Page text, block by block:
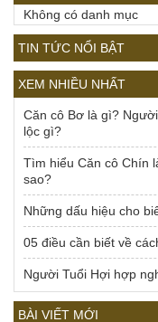
Không có danh mục
TIN TỨC NỔI BẬT
XEM NHIỀU NHẤT
Căn cô Bơ là gì?
lộc gì?
Tìm hiểu Căn cô Chín
sao?
Những dấu hiệu cho
05 điều cần biết về
Người Tuổi Hợi hợp
BÀI VIẾT MỚI